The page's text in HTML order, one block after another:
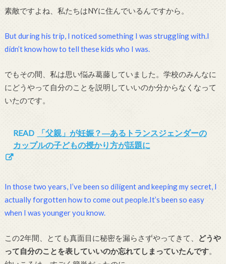
素敵ですよね、私たちはNYに住んでいるんですから。
But during his trip, I noticed something I was struggling with.I
didn’t know how to tell these kids who I was.
でもその間、私は思い悩み葛藤していました。学校のみんなに
にどうやって自分のことを説明していいのか分からなくなって
いたのです。
READ
「父親」が妊娠？―あるトランスジェンダーの
カップルの子どもの授かり方が話題に
In those two years, I’ve been so diligent and keeping my secret, I
actually forgotten how to come out people.It’s been so easy
when I was younger you know.
この2年間、とても真面目に秘密を漏らさずやってきて、
どうや
って自分のことを表していいのか忘れてしまっていたんです。